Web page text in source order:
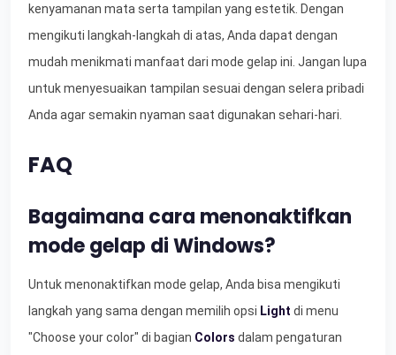
kenyamanan mata serta tampilan yang estetik. Dengan
mengikuti langkah-langkah di atas, Anda dapat dengan
mudah menikmati manfaat dari mode gelap ini. Jangan lupa
untuk menyesuaikan tampilan sesuai dengan selera pribadi
Anda agar semakin nyaman saat digunakan sehari-hari.
FAQ
Bagaimana cara menonaktifkan
mode gelap di Windows?
Untuk menonaktifkan mode gelap, Anda bisa mengikuti
langkah yang sama dengan memilih opsi Light di menu
"Choose your color" di bagian Colors dalam pengaturan